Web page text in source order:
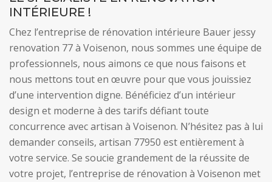
INTÉRIEURE !
Chez l’entreprise de rénovation intérieure Bauer jessy
renovation 77 à Voisenon, nous sommes une équipe de
professionnels, nous aimons ce que nous faisons et
nous mettons tout en œuvre pour que vous jouissiez
d’une intervention digne. Bénéficiez d’un intérieur
design et moderne à des tarifs défiant toute
concurrence avec artisan à Voisenon. N’hésitez pas à lui
demander conseils, artisan 77950 est entièrement à
votre service. Se soucie grandement de la réussite de
votre projet, l’entreprise de rénovation à Voisenon met